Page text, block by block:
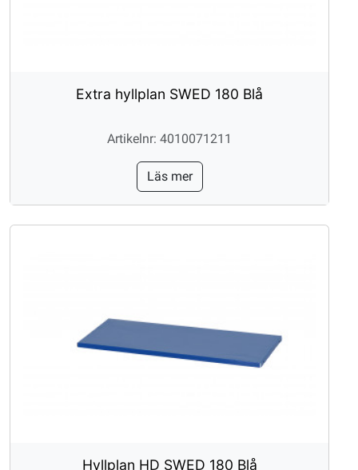
Extra hyllplan SWED 180 Blå
Artikelnr: 4010071211
Läs mer
Hyllplan HD SWED 180 Blå